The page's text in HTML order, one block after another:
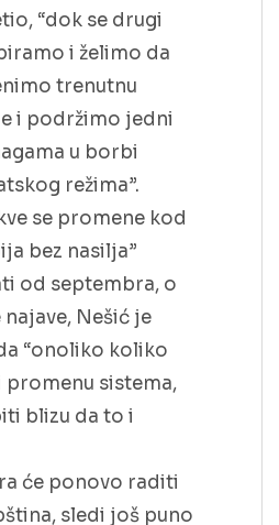
“dok se drugi
i želimo da
trenutnu
i podržimo jedni
u borbi
režima”.
se promene kod
bez nasilja”
od septembra, o
Nešić je
“onoliko koliko
promenu sistema,
blizu da to i
će ponovo raditi
sledi još puno